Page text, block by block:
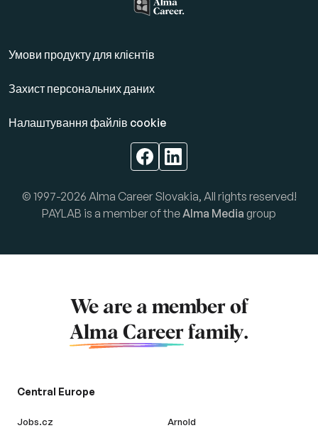
Умови продукту для клієнтів
Захист персональних даних
Налаштування файлів cookie
© 1997-2026 Alma Career Slovakia, All rights reserved!
PAYLAB is a member of the Alma Media group
We are a member of
Alma Career family.
Central Europe
Jobs.cz
Arnold